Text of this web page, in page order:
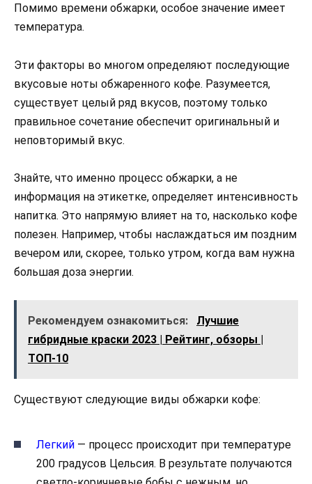
Помимо времени обжарки, особое значение имеет
температура.
Эти факторы во многом определяют последующие
вкусовые ноты обжаренного кофе. Разумеется,
существует целый ряд вкусов, поэтому только
правильное сочетание обеспечит оригинальный и
неповторимый вкус.
Знайте, что именно процесс обжарки, а не
информация на этикетке, определяет интенсивность
напитка. Это напрямую влияет на то, насколько кофе
полезен. Например, чтобы наслаждаться им поздним
вечером или, скорее, только утром, когда вам нужна
большая доза энергии.
Рекомендуем ознакомиться:
Лучшие
гибридные краски 2023 | Рейтинг, обзоры |
ТОП-10
Существуют следующие виды обжарки кофе:
Легкий — процесс происходит при температуре
200 градусов Цельсия. В результате получаются